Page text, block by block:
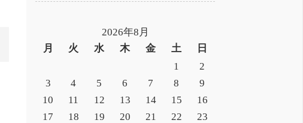
2026年8月
月
火 水 木 金 土
日
1
2
3
4 5 6 7 8
9
10
11 12 13 14 15
16
17
18 19 20 21 22
23